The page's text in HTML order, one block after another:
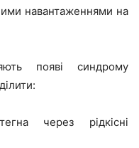
навантаженнями на
появі синдрому
через рідкісні